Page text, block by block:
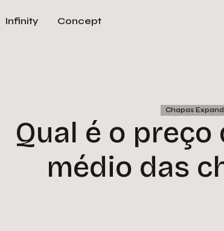
Infinity Concept
Chapas
Qual é o
médio das